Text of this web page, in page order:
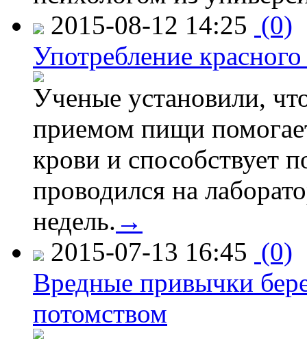
2015-08-12 14:25 (0)
Употребление
Ученые установили,
приемом пищи
крови и способствует
проводился на
недель. →
2015-07-13 16:45 (0)
Вредные привычки
потомством